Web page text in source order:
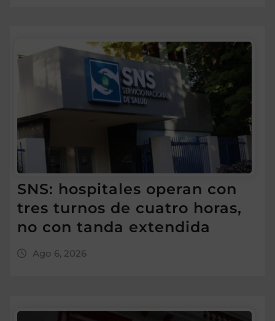
SNS: hospitales operan con
tres turnos de cuatro horas,
no con tanda extendida
Ago 6, 2026